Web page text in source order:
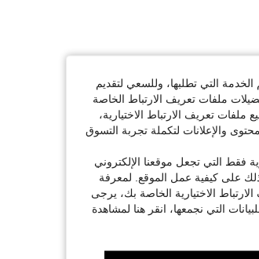
الخدمة التي تطلبها، وللسعي لتقديم
ملفات تعريف الارتباط الخاصة
تعريف الارتباط الاختيارية،
والإعلانات لتكملة تجربة التسوق
التي تجعل موقعنا الإلكتروني
على كيفية عمل الموقع. لمعرفة
الاختيارية الخاصة بك، يرجى
التي نجمعها، انقر هنا لمشاهدة